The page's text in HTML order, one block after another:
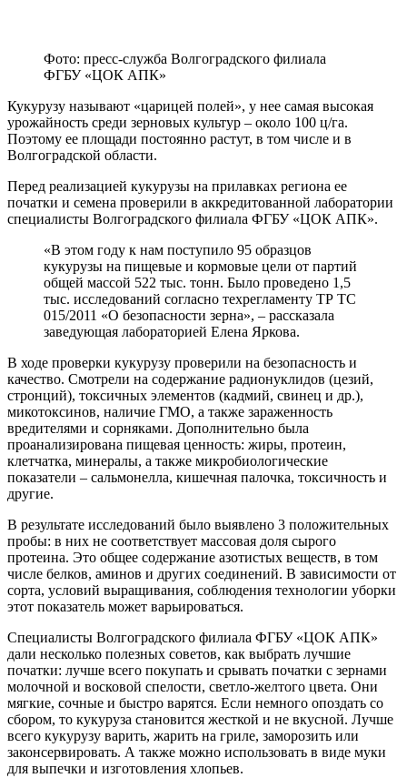
Фото: пресс-служба Волгоградского филиала
ФГБУ «ЦОК АПК»
Кукурузу называют «царицей полей», у нее самая высокая
урожайность среди зерновых культур – около 100 ц/га.
Поэтому ее площади постоянно растут, в том числе и в
Волгоградской области.
Перед реализацией кукурузы на прилавках региона ее
початки и семена проверили в аккредитованной лаборатории
специалисты Волгоградского филиала ФГБУ «ЦОК АПК».
«В этом году к нам поступило 95 образцов
кукурузы на пищевые и кормовые цели от партий
общей массой 522 тыс. тонн. Было проведено 1,5
тыс. исследований согласно техрегламенту ТР ТС
015/2011 «О безопасности зерна», – рассказала
заведующая лабораторией Елена Яркова.
В ходе проверки кукурузу проверили на безопасность и
качество. Смотрели на содержание радионуклидов (цезий,
стронций), токсичных элементов (кадмий, свинец и др.),
микотоксинов, наличие ГМО, а также зараженность
вредителями и сорняками. Дополнительно была
проанализирована пищевая ценность: жиры, протеин,
клетчатка, минералы, а также микробиологические
показатели – сальмонелла, кишечная палочка, токсичность и
другие.
В результате исследований было выявлено 3 положительных
пробы: в них не соответствует массовая доля сырого
протеина. Это общее содержание азотистых веществ, в том
числе белков, аминов и других соединений. В зависимости от
сорта, условий выращивания, соблюдения технологии уборки
этот показатель может варьироваться.
Специалисты Волгоградского филиала ФГБУ «ЦОК АПК»
дали несколько полезных советов, как выбрать лучшие
початки: лучше всего покупать и срывать початки с зернами
молочной и восковой спелости, светло-желтого цвета. Они
мягкие, сочные и быстро варятся. Если немного опоздать со
сбором, то кукуруза становится жесткой и не вкусной. Лучше
всего кукурузу варить, жарить на гриле, заморозить или
законсервировать. А также можно использовать в виде муки
для выпечки и изготовления хлопьев.